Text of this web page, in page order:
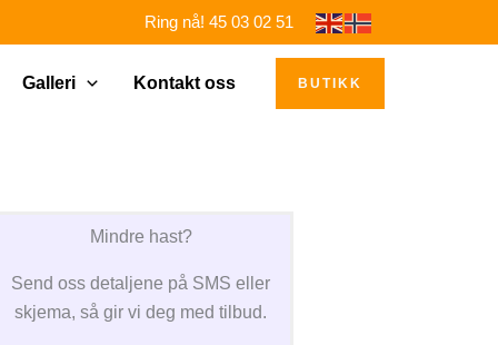
Ring nå! 45 03 02 51
Galleri Kontakt oss BUTIKK
Mindre hast?
Send oss detaljene på SMS eller
skjema, så gir vi deg med tilbud.